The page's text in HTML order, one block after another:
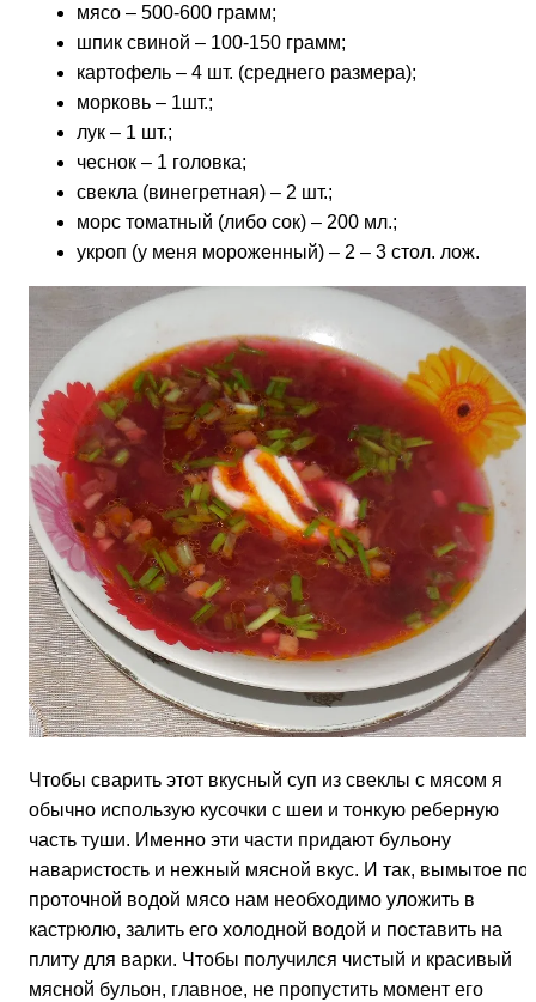
мясо – 500-600 грамм;
шпик свиной – 100-150 грамм;
картофель – 4 шт. (среднего размера);
морковь – 1шт.;
лук – 1 шт.;
чеснок – 1 головка;
свекла (винегретная) – 2 шт.;
морс томатный (либо сок) – 200 мл.;
укроп (у меня мороженный) – 2 – 3 стол. лож.
Чтобы сварить этот вкусный суп из свеклы с мясом я
обычно использую кусочки с шеи и тонкую реберную
часть туши. Именно эти части придают бульону
наваристость и нежный мясной вкус. И так, вымытое
проточной водой мясо нам необходимо уложить в
кастрюлю, залить его холодной водой и поставить на
плиту для варки. Чтобы получился чистый и красивый
мясной бульон, главное, не пропустить момент его